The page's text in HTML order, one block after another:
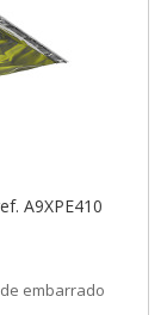
A9XPE410